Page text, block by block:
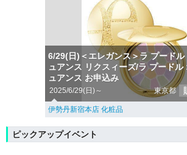
6/29(日)＜エレガンス＞ラ プードル
ュアンス リクスィーズ/ラ プードル
ュアンス お申込み
2025/6/29(日)～ 東京都
伊勢丹新宿本店 化粧品
ピックアップイベント